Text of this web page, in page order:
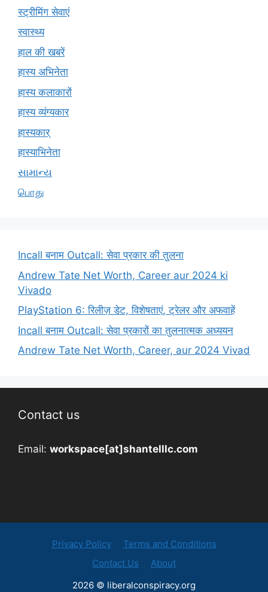
स्ट्रीमिंग सेवाएं
स्वास्थ्य
हाल की खबरें
हास्य अभिनेता
हास्य कलाकारों
हास्य व्यंग्यकार
हास्यकार्
हास्याभिनेता
સામાન્ય
பொது
Incall बनाम Outcall: सेवा प्रकार की तुलना
Andrew Tate Net Worth, Career aur 2024 ki
Vivado
PlayStation 6: रिलीज़ डेट, विशेषताएं, ट्रेलर और अफवाहें
Incall बनाम Outcall: सेवा प्रकारों का तुलनात्मक अध्ययन
Andrew Tate Net Worth, Career, aur 2024 Vivad
Contact us
Email: workspace[at]shantelllc.com
Privacy Policy
Terms and Conditions
Contact Us
About
2026 © liberalconspiracy.org